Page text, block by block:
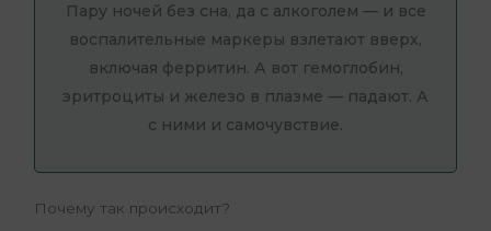
Пару ночей без сна, да с алкоголем — и все
воспалительные маркеры взлетают вверх,
включая ферритин. А вот гемоглобин,
эритроциты и железо в плазме — падают. А
с ними и самочувствие.
Почему так происходит?